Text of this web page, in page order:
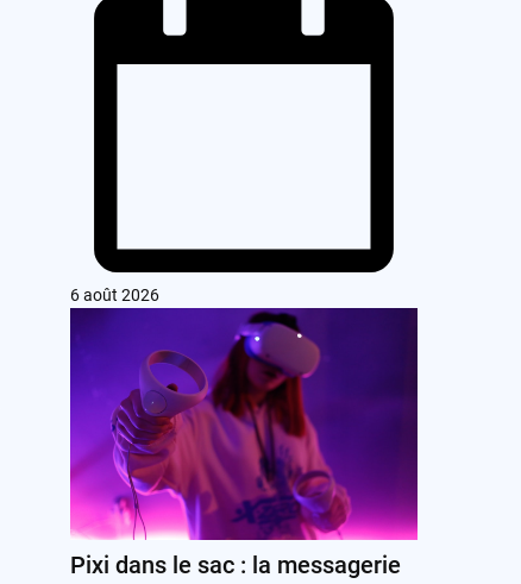
6 août 2026
Pixi dans le sac : la messagerie